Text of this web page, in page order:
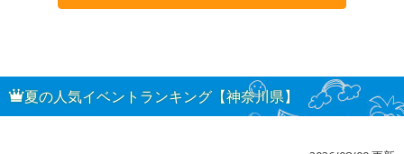
夏の人気イベントランキング【神奈川県】